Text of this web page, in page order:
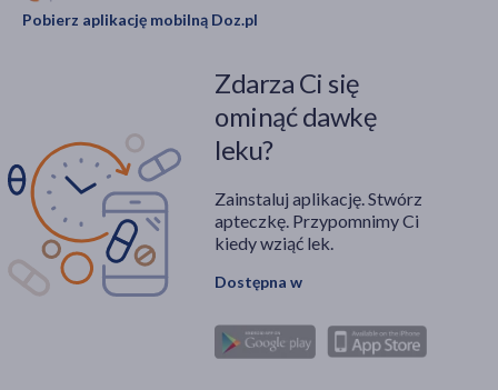
Pobierz aplikację mobilną Doz.pl
Zdarza Ci się
ominąć dawkę
leku?
Zainstaluj aplikację. Stwórz
apteczkę. Przypomnimy Ci
kiedy wziąć lek.
Dostępna w